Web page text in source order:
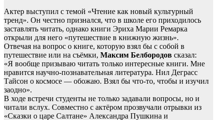
Актер выступил с темой «Чтение как новый культурный
тренд». Он честно признался, что в школе его приходилось
заставлять читать, однако книги Эриха Марии Ремарка
открыли для него «путешествие в книжную жизнь».
Отвечая на вопрос о книге, которую взял бы с собой в
путешествие или на съёмки, Максим Белбородов сказал:
«Я вообще призываю читать только интересные книги. Мне
нравится научно-познавательная литература. Нил Деграсс
Тайсон о космосе — обожаю. Взял бы что-то, чтобы и изучил
заодно».
В ходе встречи студенты не только задавали вопросы, но и
читали вслух. Совместно с актёром прозвучали отрывки из
«Сказки о царе Салтане» Александра Пушкина и